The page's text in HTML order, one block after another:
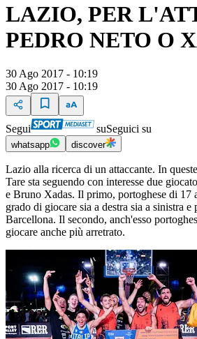
LAZIO, PER
PEDRO NETO O
30 Ago 2017 - 10:19
30 Ago 2017 - 10:19
Segui suSeguici su
whatsapp discover
Lazio alla ricerca di un attaccante. In
Tare sta seguendo con interesse due
e Bruno Xadas. Il primo, portoghese di 17
grado di giocare sia a destra sia a sinistra e
Barcellona. Il secondo, anch'esso
giocare anche più arretrato.